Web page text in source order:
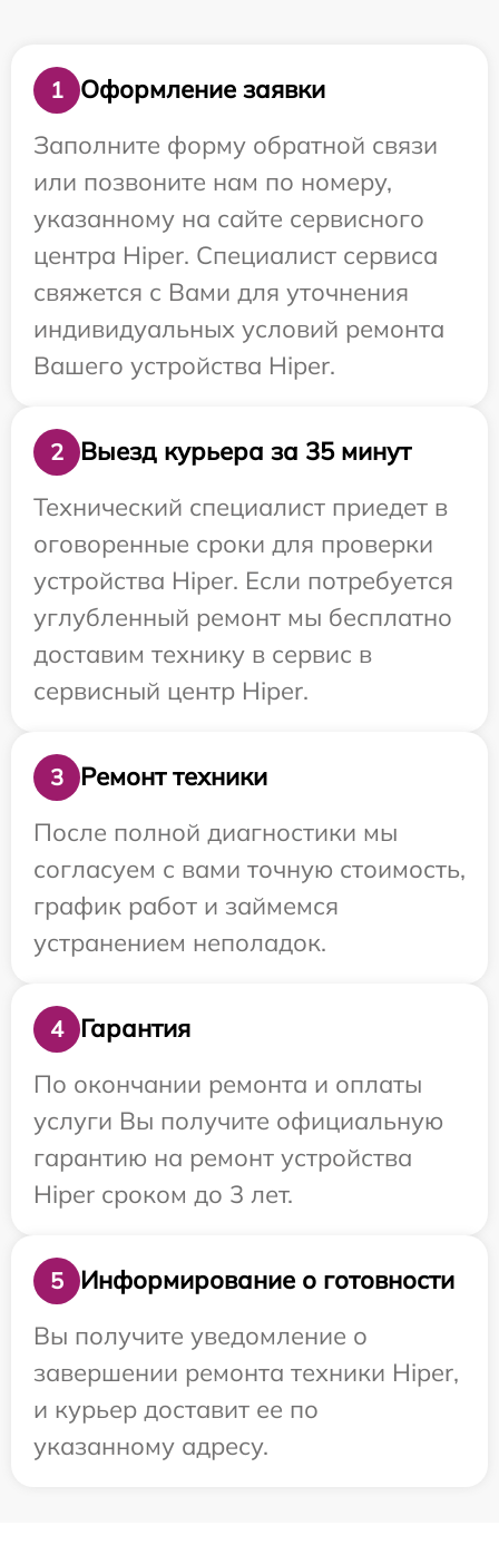
1
Оформление заявки
Заполните форму обратной связи
или позвоните нам по номеру,
указанному на сайте сервисного
центра Hiper. Специалист сервиса
свяжется с Вами для уточнения
индивидуальных условий ремонта
Вашего устройства Hiper.
2
Выезд курьера за 35 минут
Технический специалист приедет в
оговоренные сроки для проверки
устройства Hiper. Если потребуется
углубленный ремонт мы бесплатно
доставим технику в сервис в
сервисный центр Hiper.
3
Ремонт техники
После полной диагностики мы
согласуем с вами точную стоимость,
график работ и займемся
устранением неполадок.
4
Гарантия
По окончании ремонта и оплаты
услуги Вы получите официальную
гарантию на ремонт устройства
Hiper сроком до 3 лет.
5
Информирование о готовности
Вы получите уведомление о
завершении ремонта техники Hiper,
и курьер доставит ее по
указанному адресу.